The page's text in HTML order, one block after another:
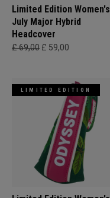
Limited Edition Women's
July Major Hybrid
Headcover
£ 69,00 £ 59,00
LIMITED EDITION